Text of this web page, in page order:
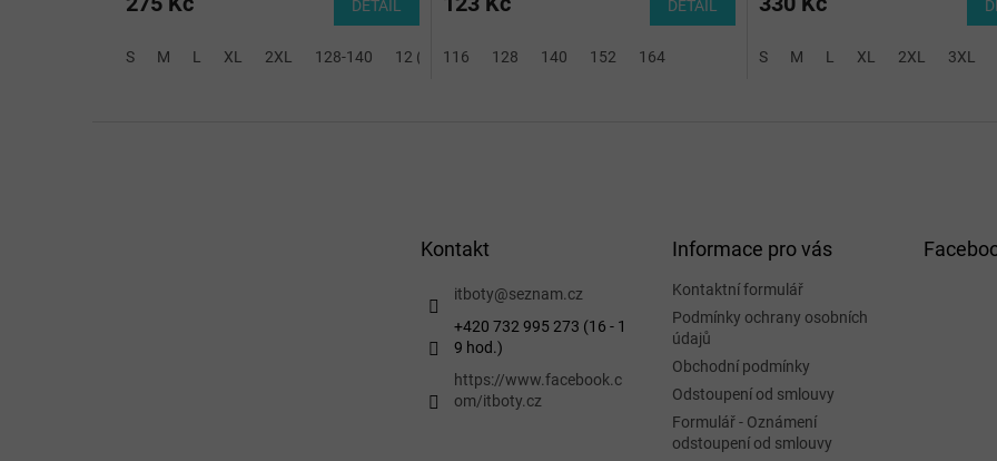
DETAIL
S M L XL 2XL 128-140 12 (2XS) 14 (XS)
DETAIL
116 128 140 152 164 S M L XL 2XL 3XL
Kontakt
itboty@seznam.cz
+420 732 995 273 (16 - 1
9 hod.)
https://www.facebook.c
om/itboty.cz
Informace pro vás
Kontaktní formulář
Podmínky ochrany osobních
údajů
Obchodní podmínky
Odstoupení od smlouvy
Formulář - Oznámení
odstoupení od smlouvy